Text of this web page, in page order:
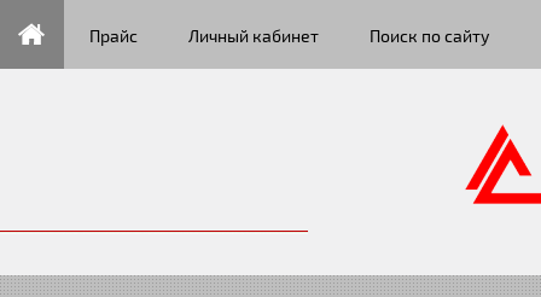
Прайс Личный кабинет Поиск по сайту